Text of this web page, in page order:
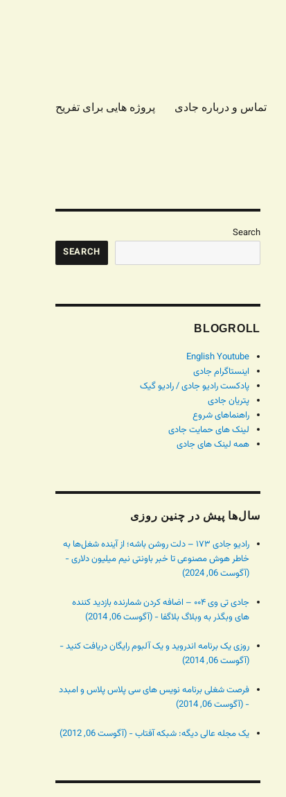
تماس و درباره جادی پروژه هایی برای تفریح
Search
SEARCH
BLOGROLL
English Youtube
اینستاگرام جادی
پادکست رادیو جادی / رادیو گیک
پتریان جادی
راهنماهای شروع
لینک های حمایت جادی
همه لینک های جادی
سال‌ها پیش در چنین روزی
رادیو جادی ۱۷۳ – دلت روشن باشه؛ از آینده شغل‌ها به
خاطر هوش مصنوعی تا خبر باونتی نیم میلیون دلاری -
(آگوست 06, 2024)
جادی تی وی ۰۰۴ – اضافه کردن شمارنده بازدید کننده
های وبگذر به وبلاگ بلاگفا - (آگوست 06, 2014)
روزی یک برنامه اندروید و یک آلبوم رایگان دریافت کنید -
(آگوست 06, 2014)
فرصت شغلی برنامه نویس های سی پلاس پلاس و امبدد
- (آگوست 06, 2014)
یک مجله عالی دیگه: شبکه آفتاب - (آگوست 06, 2012)